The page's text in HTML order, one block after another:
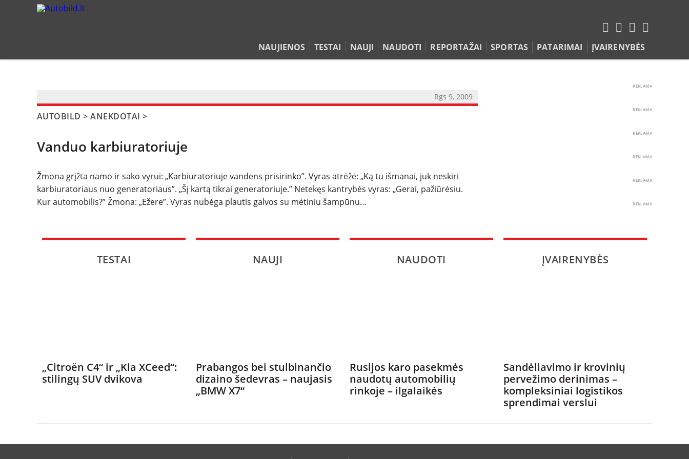
NAUJIENOS TESTAI NAUJI NAUDOTI REPORTAŽAI SPORTAS PATARIMAI ĮVAIRENYBĖS
NAUDOTI
REPORTAŽAI
SPORTAS
Rgs 9, 2009
AUTOBILD >ANEKDOTAI >
Vanduo karbiuratoriuje
Žmona grįžta namo ir sako vyrui: „Karbiuratoriuje vandens prisirinko”. Vyras atrėžė: „Ką tu išmanai, juk neskiri
karbiuratoriaus nuo generatoriaus”. „Šį kartą tikrai generatoriuje.” Netekęs kantrybės vyras: „Gerai, pažiūrėsiu.
Kur automobilis?” Žmona: „Ežere”. Vyras nubėga plautis galvos su mėtiniu šampūnu…
REKLAMA
REKLAMA
REKLAMA
REKLAMA
REKLAMA
REKLAMA
TESTAI
„Citroën C4“ ir „Kia XCeed“:
stilingų SUV dvikova
NAUJI
Prabangos bei stulbinančio
dizaino šedevras – naujasis
„BMW X7“
NAUDOTI
Rusijos karo pasekmės
naudotų automobilių
rinkoje – ilgalaikės
ĮVAIRENYBĖS
Sandėliavimo ir krovinių
pervežimo derinimas –
kompleksiniai logistikos
sprendimai verslui